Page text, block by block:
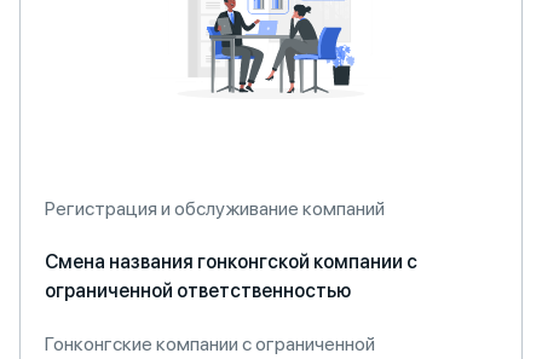
Регистрация и обслуживание компаний
Смена названия гонконгской компании с
ограниченной ответственностью
Гонконгские компании с ограниченной